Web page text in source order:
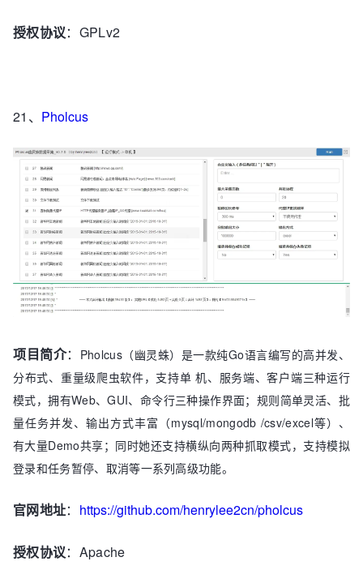
授权协议：GPLv2
21、 Pholcus
项目简介：
Pholcus（幽灵蛛）是一款纯Go语言编写的高并发、
分布式、重量级爬虫软件，支持单 机、服务端、客户端三种运行
模式，拥有Web、GUI、命令行三种操作界面；规则简单灵活、批
量任务并发、输出方式丰富（mysql/mongodb /csv/excel等）、
有大量Demo共享；同时她还支持横纵向两种抓取模式，支持模拟
登录和任务暂停、取消等一系列高级功能。
官网地址： https://github.com/henrylee2cn/pholcus
授权协议：Apache